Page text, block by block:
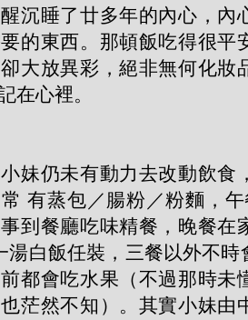
沉睡了廿多年的內心，內
的東西。那頓飯吃得很平
大放異彩，絕非無何化妝
在心裡。
妹仍未有動力去改動飲食
有蒸包／腸粉／粉麵，
到餐廳吃味精餐，晚餐在
湯白飯任裝，三餐以外不時
都會吃水果（不過那時未
茫然不知）。其實小妹由